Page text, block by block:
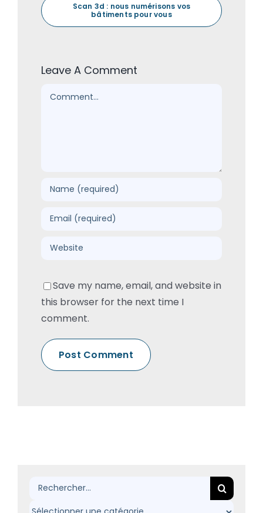
Scan 3d : nous numérisons vos
bâtiments pour vous
Leave A Comment
Comment
Save my name, email, and website in
this browser for the next time I
comment.
Rechercher: